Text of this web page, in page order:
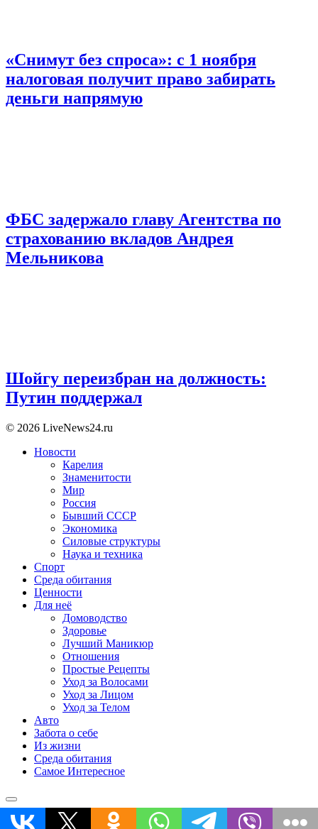
«Снимут без спроса»: с 1 ноября
налоговая получит право забирать
деньги напрямую
ФБС задержало главу Агентства по
страхованию вкладов Андрея
Мельникова
Шойгу переизбран на должность:
Путин поддержал
© 2026 LiveNews24.ru
Новости
Карелия
Знаменитости
Мир
Россия
Бывший СССР
Экономика
Силовые структуры
Наука и техника
Спорт
Среда обитания
Ценности
Для неё
Домоводство
Здоровье
Лучший Маникюр
Отношения
Простые Рецепты
Уход за Волосами
Уход за Лицом
Уход за Телом
Авто
Забота о себе
Из жизни
Среда обитания
Самое Интересное